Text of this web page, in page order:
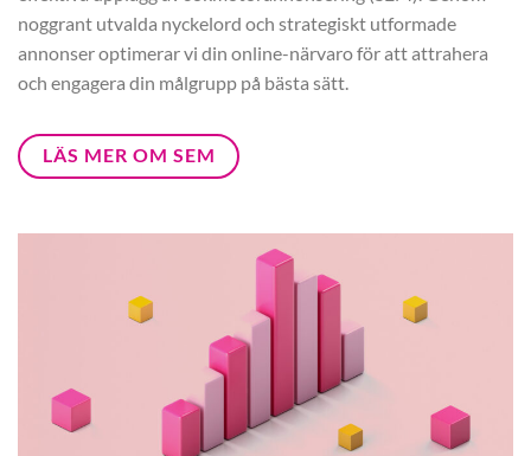
noggrant utvalda nyckelord och strategiskt utformade
annonser optimerar vi din online-närvaro för att attrahera
och engagera din målgrupp på bästa sätt.
LÄS MER OM SEM